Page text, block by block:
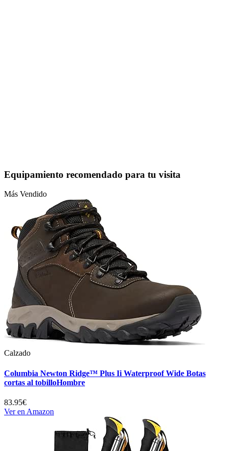
Equipamiento recomendado para tu visita
Más Vendido
Calzado
Columbia Newton Ridge™ Plus Ii Waterproof Wide Botas
cortas al tobilloHombre
83.95€
Ver en Amazon